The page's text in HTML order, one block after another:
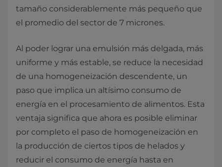
tamaño considerablemente más pequeño que
el promedio del sector de 7 micrones.
Al poder lograr una emulsión más delgada, más
uniforme y más estable, se reduce la necesidad
de una homogeneización descendente, un
paso que implica un altísimo consumo de
energía en el procesamiento de alimentos. Esta
ventaja significa que ahora es posible eliminar
por completo el paso de homogeneización en
la producción de ciertos tipos de helados y
reducir el consumo de energía hasta en